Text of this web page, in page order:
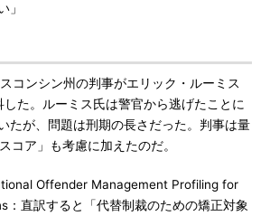
」
コンシン州の判事がエリック・ルーミス
た。ルーミス氏は警官から逃げたことに
たが、問題は刑期の長さだった。判事は量
コア」も考慮に加えたのだ。
Offender Management Profiling for
直訳すると「代替制裁のための矯正対象